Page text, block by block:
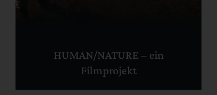
HUMAN/NATURE – ein
Filmprojekt